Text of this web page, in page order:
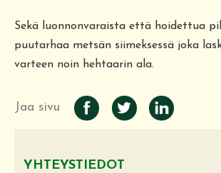
Sekä luonnonvaraista että hoidettua
puutarhaa metsän siimeksessä joka
varteen noin hehtaarin ala.
Jaa sivu
YHTEYSTIEDOT